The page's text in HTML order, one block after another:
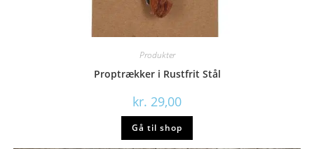
Produkter
Proptrækker i Rustfrit Stål
kr. 29,00
Gå til shop